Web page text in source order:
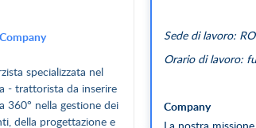
Company
specializzata nel
- trattorista da inserire
360° nella gestione dei
della progettazione e
Sede di lavoro:
Orario di lavoro:
Company